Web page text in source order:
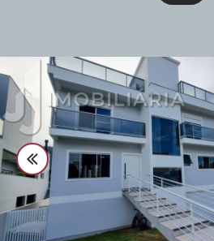
Fale Conosco 48 3364-0079
Plantão 48 99842-0500
Divulgue seu imóvel